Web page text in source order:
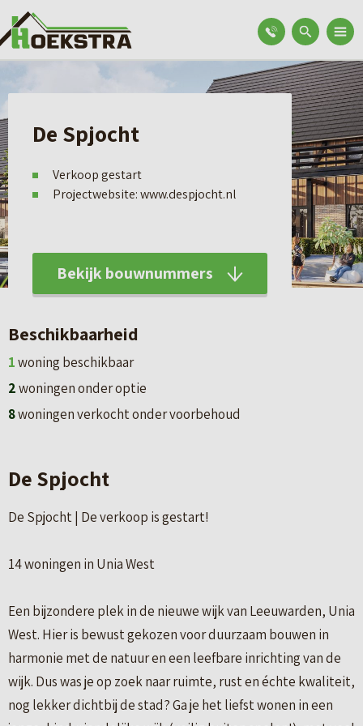
De Spjocht
Verkoop gestart
Projectwebsite: www.despjocht.nl
Bekijk bouwnummers
Beschikbaarheid
1woning beschikbaar
2woningen onder optie
8woningen verkocht onder voorbehoud
De Spjocht
De Spjocht | De verkoop is gestart!
14 woningen in Unia West
Een bijzondere plek in de nieuwe wijk van Leeuwarden, Unia
West. Hier is bewust gekozen voor duurzaam bouwen in
harmonie met de natuur en een leefbare inrichting van de
wijk. Dus was je op zoek naar ruimte, rust en échte kwaliteit,
nog lekker dichtbij de stad? Ga je het liefst wonen in een